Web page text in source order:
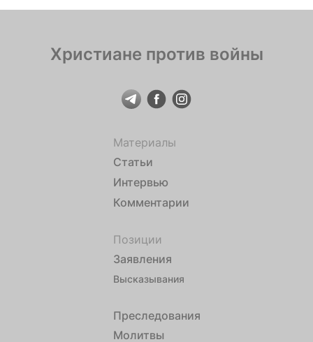
Христиане против войны
Материалы
Статьи
Интервью
Комментарии
Позиции
Заявления
Высказывания
Преследования
Молитвы